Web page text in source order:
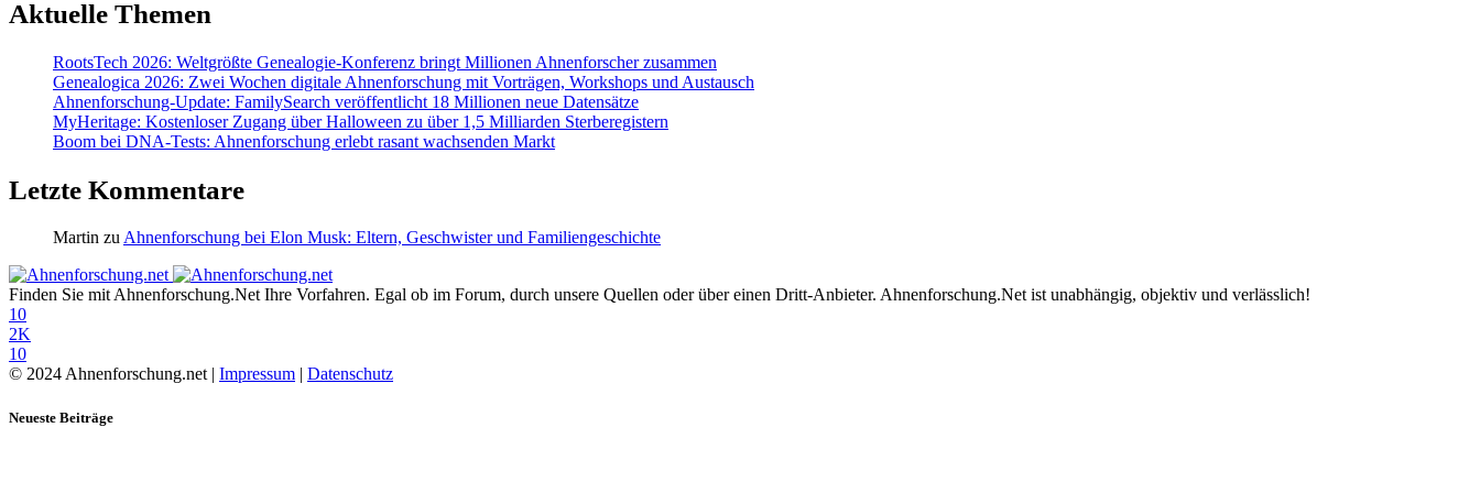
Aktuelle Themen
RootsTech 2026: Weltgrößte Genealogie-Konferenz bringt Millionen Ahnenforscher zusammen
Genealogica 2026: Zwei Wochen digitale Ahnenforschung mit Vorträgen, Workshops und Austausch
Ahnenforschung-Update: FamilySearch veröffentlicht 18 Millionen neue Datensätze
MyHeritage: Kostenloser Zugang über Halloween zu über 1,5 Milliarden Sterberegistern
Boom bei DNA-Tests: Ahnenforschung erlebt rasant wachsenden Markt
Letzte Kommentare
Martin zu Ahnenforschung bei Elon Musk: Eltern, Geschwister und Familiengeschichte
Finden Sie mit Ahnenforschung.Net Ihre Vorfahren. Egal ob im Forum, durch unsere Quellen oder über einen Dritt-Anbieter. Ahnenforschung.Net ist unabhängig, objektiv und verlässlich!
10
2K
10
© 2024 Ahnenforschung.net | Impressum | Datenschutz
Neueste Beiträge